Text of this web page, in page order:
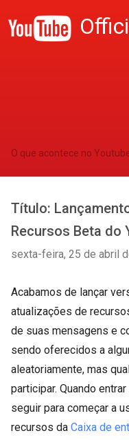
O que acontece no
Título:
Recursos Beta do
sexta-feira, 25 de abril
Acabamos de lançar
atualizações de
de suas mensagens e
sendo oferecidos a
aleatoriamente, mas
participar. Quando
seguir para começar a
recursos da Caixa de